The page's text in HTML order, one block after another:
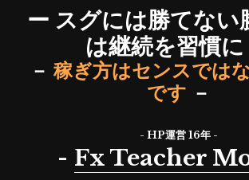
ー スグには勝てない
は継続を習慣に
－ 稼ぎ方はセンスでは
です －
- HP運営 16年 -
- Fx Teacher